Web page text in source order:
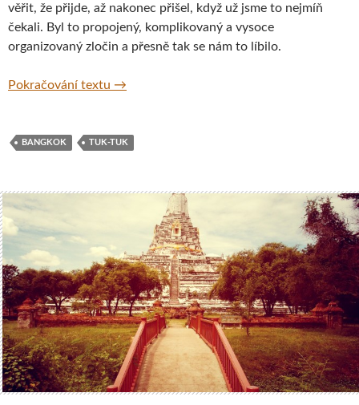
věřit, že přijde, až nakonec přišel, když už jsme to nejmíň
čekali. Byl to propojený, komplikovaný a vysoce
organizovaný zločin a přesně tak se nám to líbilo.
Pokračování textu Nástrahy Bangkoku
→
BANGKOK TUK-TUK